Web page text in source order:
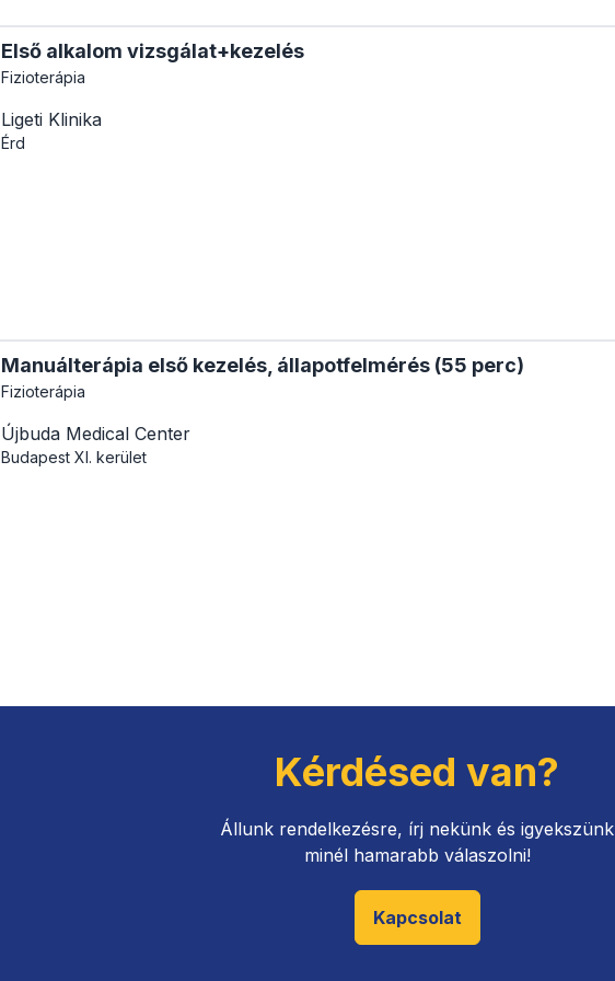
Első alkalom vizsgálat+kezelés
Fizioterápia
Ligeti Klinika
Érd
Manuálterápia első kezelés, állapotfelmérés (55 perc)
Fizioterápia
Újbuda Medical Center
Budapest XI. kerület
Kérdésed van?
Állunk rendelkezésre, írj nekünk és igyekszünk
minél hamarabb válaszolni!
Kapcsolat